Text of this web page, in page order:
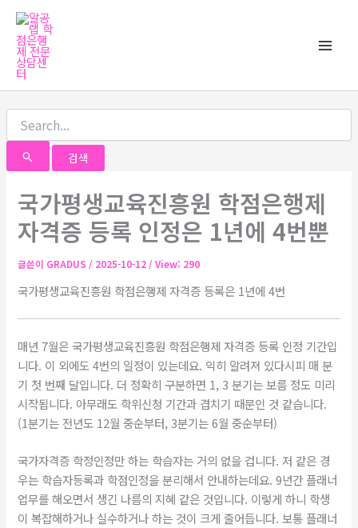
기
국가평생교육진흥원 학점은행제
자격증 등록 인정은 1년에 4번뿐
글쓴이 GRADUS / 2025-10-12 / View: 290
국가평생교육진흥원 학점은행제 자격증 등록은 1년에 4번
매년 7월은 국가평생교육진흥원 학점은행제 자격증 등록 인정 기간입
니다. 이 외에도 4번의 일정이 있는데요. 익히 알려져 있다시피 매 분
기 첫 번째 달입니다. 더 정확히 구분하면 1, 3 분기는 보름 정도 미리
시작됩니다. 아무래도 학위신청 기간과 겹치기 때문인 것 같습니다.
(1분기는 전년도 12월 중순부터, 3분기는 6월 중순부터)
​국가자격증 학정인정만 하는 학습자는 거의 없을 겁니다. 저 같은 경
우는 학습자등록과 학점인정을 분리해서 안내하는데요. 9년간 플래너
업무를 해오면서 생긴 나름의 지혜 같은 것입니다. 이렇게 하니 학생
이 복잡해하거나 실수하거나 하는 것이 크게 줄어듭니다. 보통 플래너